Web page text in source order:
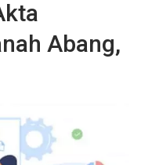
Abang,